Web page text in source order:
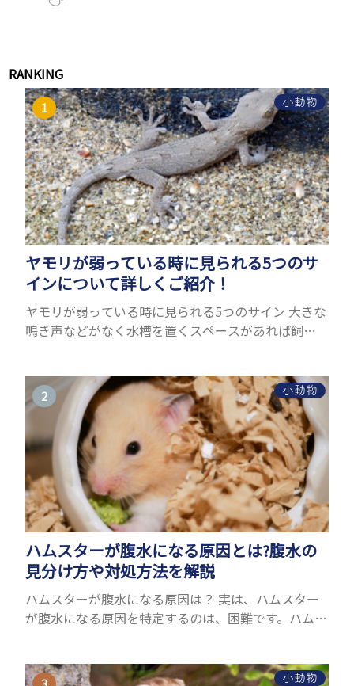
RANKING
小動物
ヤモリが弱っている時に見られる5つのサ
インについて詳しくご紹介！
ヤモリが弱っている時に見られる5つのサイン 大きな
鳴き声などがなく水槽を置くスペースがあれば飼う
でしょうか...
小動物
ハムスターが腹水になる原因とは?腹水の
見分け方や対処方法を解説
ハムスターが腹水になる原因は？ 実は、ハムスター
が腹水になる原因を特定するのは、困難です。ハムス
理由はさま...
小動物